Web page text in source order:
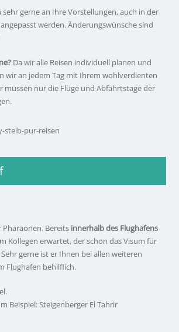
sehr gerne an Ihre Vorstellungen, auch in der
werden. Änderungswünsche sind
Da wir alle Reisen individuell planen und
wir an jedem Tag mit Ihrem wohlverdienten
müssen nur die Flüge und Abfahrtstage der
Bereits innerhalb des Flughafens
Kollegen erwartet, der schon das Visum für
gerne ist er Ihnen bei allen weiteren
Flughafen behilflich.
Beispiel: Steigenberger El Tahrir